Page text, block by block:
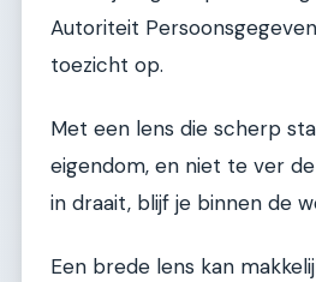
Autoriteit
toezicht op.
Met een lens die scherp
eigendom, en niet te ver
in draait, blijf je binnen de
Een brede lens kan